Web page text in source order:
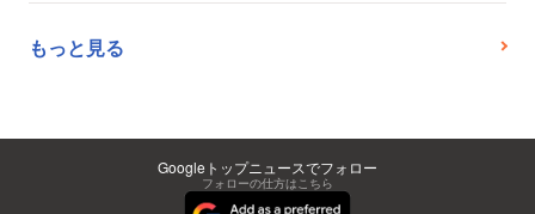
もっと見る
Googleトップニュースでフォロー
フォローの仕方はこちら